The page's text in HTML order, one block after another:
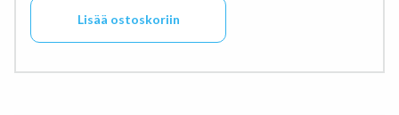
Lisää ostoskoriin